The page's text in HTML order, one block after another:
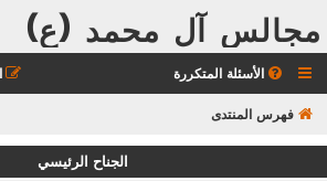
مجالس آل محمد (ع)
الأسئلة المتكررة
فهرس المنتدى
الجناح الرئيسي